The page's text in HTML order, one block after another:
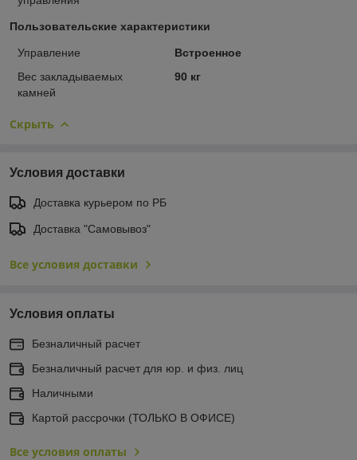
Пользовательские характеристики
Управление
Встроенное
Вес закладываемых
камней
90 кг
Скрыть
Условия доставки
Доставка курьером по РБ
Доставка "Самовывоз"
Все условия доставки
Условия оплаты
Безналичный расчет
Безналичный расчет для юр. и физ. лиц
Наличными
Картой рассрочки (ТОЛЬКО В ОФИСЕ)
Все условия оплаты